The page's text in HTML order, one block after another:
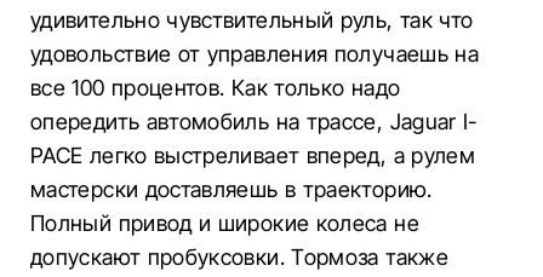
удивительно чувствительный руль, так что
удовольствие от управления получаешь на
все 100 процентов. Как только надо
опередить автомобиль на трассе, Jaguar I-
PACE легко выстреливает вперед, а рулем
мастерски доставляешь в траекторию.
Полный привод и широкие колеса не
допускают пробуксовки. Тормоза также